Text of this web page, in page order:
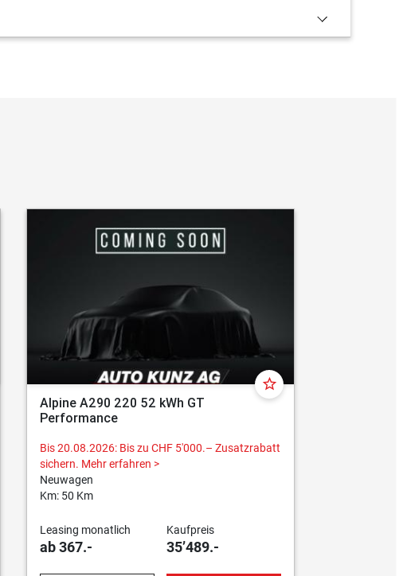
star_border
Alpine A290 220 52 kWh GT
Performance
Bis 20.08.2026: Bis zu CHF 5'000.– Zusatzrabatt
sichern. Mehr erfahren >
Neuwagen
Km: 50 Km
Leasing monatlich
ab 367.-
Kaufpreis
35’489.-